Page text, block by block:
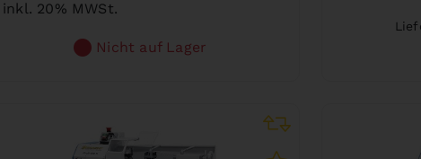
inkl. 20% MWSt.
Nicht auf Lager